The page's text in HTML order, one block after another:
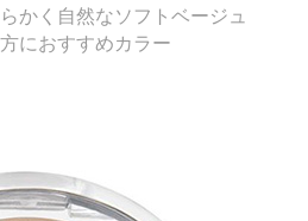
かく自然なソフトベージュ
におすすめカラー